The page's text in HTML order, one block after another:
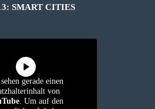
SMART CITIES
gerade einen
von
. Um auf den